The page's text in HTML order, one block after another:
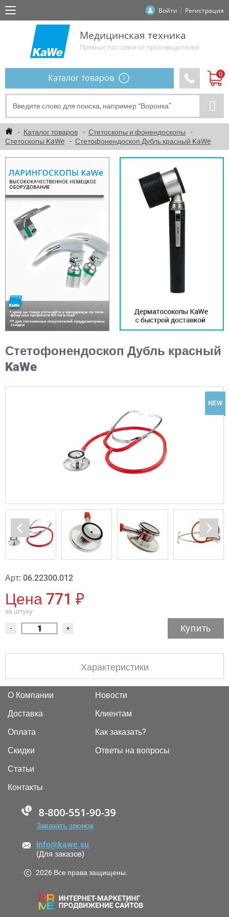
Войти Регистрация
Медицинская техника
Прямые поставки от производителей
Каталог товаров
Каталог товаров
Стетоскопы и фонендоскопы
Стетоскопы KaWe
Стетофонендоскоп Дубль красный KaWe
Стетофонендоскоп Дубль красный
KaWe
NEW
Арт: 06.22300.012
Цена 771 ₽
за штуку
- + Купить
Характеристики
О Компании
Доставка
Оплата
Скидки
Новости
Клиентам
Как заказать?
Ответы на вопросы
Статьи
Контакты
88005555550
Заказать звонок
info@kawe.su
(Для заказов)
2026 Все права защищены.